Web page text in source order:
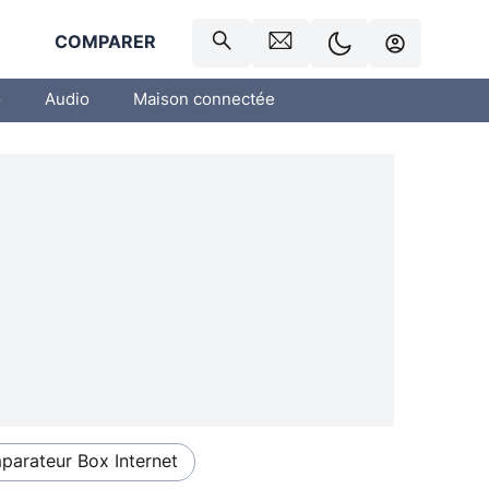
COMPARER
Audio Maison connectée
Box Internet